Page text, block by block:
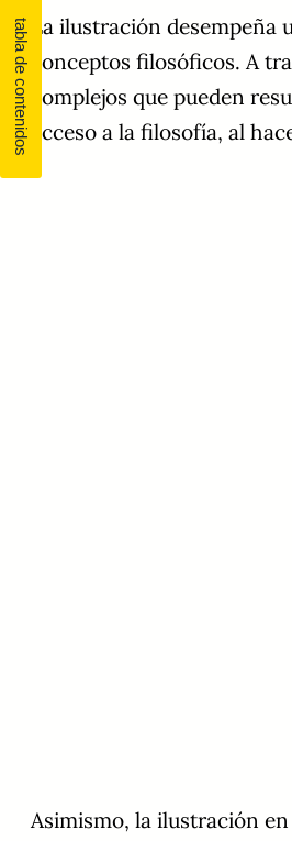
La ilustración
conceptos filosóficos. A
complejos que pueden
acceso a la filosofía, al
Asimismo, la ilustración